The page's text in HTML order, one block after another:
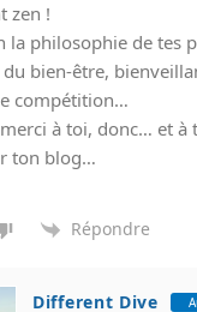
zen !
la philosophie de tes
bien-être,
compétition…
à toi, donc… et à
ton blog…
Répondre
Different Dive